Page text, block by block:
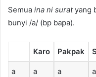
Semua ina ni suratyang
bunyi /a/ (bp bapa).
Karo Pakpak
a a a a